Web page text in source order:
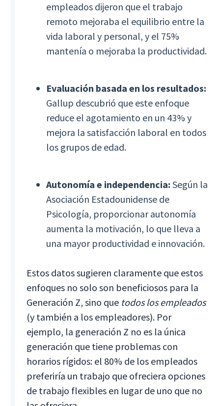
empleados dijeron que el trabajo
remoto mejoraba el equilibrio entre la
vida laboral y personal, y el 75%
mantenía o mejoraba la productividad.
Evaluación basada en los resultados:
Gallup descubrió que este enfoque
reduce el agotamiento en un 43% y
mejora la satisfacción laboral en todos
los grupos de edad.
Autonomía e independencia: Según la
Asociación Estadounidense de
Psicología, proporcionar autonomía
aumenta la motivación, lo que lleva a
una mayor productividad e innovación.
Estos datos sugieren claramente que estos
enfoques no solo son beneficiosos para la
Generación Z, sino que todos los empleados
(y también a los empleadores). Por
ejemplo, la generación Z no es la única
generación que tiene problemas con
horarios rígidos: el 80% de los empleados
preferiría un trabajo que ofreciera opciones
de trabajo flexibles en lugar de uno que no